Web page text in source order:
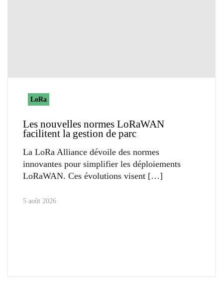
LoRa
Les nouvelles normes LoRaWAN
facilitent la gestion de parc
La LoRa Alliance dévoile des normes
innovantes pour simplifier les déploiements
LoRaWAN. Ces évolutions visent
5 août 2026